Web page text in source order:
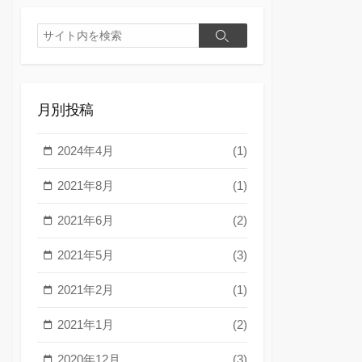
検
索
検
月別投稿
2024年4月 (1)
2021年8月 (1)
2021年6月 (2)
2021年5月 (3)
2021年2月 (1)
2021年1月 (2)
2020年12月 (3)